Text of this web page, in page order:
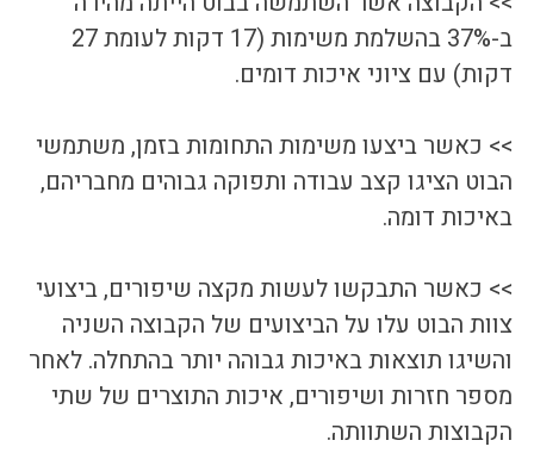
דקות) עם ציוני איכות דומים.
>> כאשר ביצעו משימות התחומות בזמן, משתמשי
הבוט הציגו קצב עבודה ותפוקה גבוהים מחבריהם,
באיכות דומה.
>> כאשר התבקשו לעשות מקצה שיפורים, ביצועי
צוות הבוט עלו על הביצועים של הקבוצה השניה
והשיגו תוצאות באיכות גבוהה יותר בהתחלה. לאחר
מספר חזרות ושיפורים, איכות התוצרים של שתי
הקבוצות השתוותה.